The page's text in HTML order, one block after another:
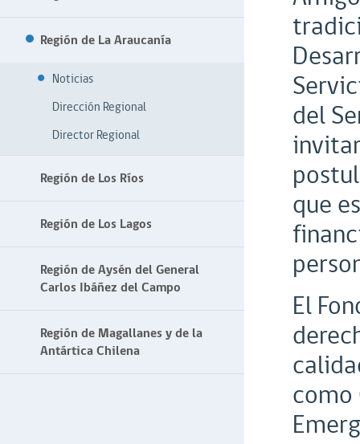
Región de La Araucanía
Noticias
Dirección Regional
Director Regional
Región de Los Ríos
Región de Los Lagos
Región de Aysén del General
Carlos Ibáñez del Campo
Región de Magallanes y de la
Antártica Chilena
del
que
El
como